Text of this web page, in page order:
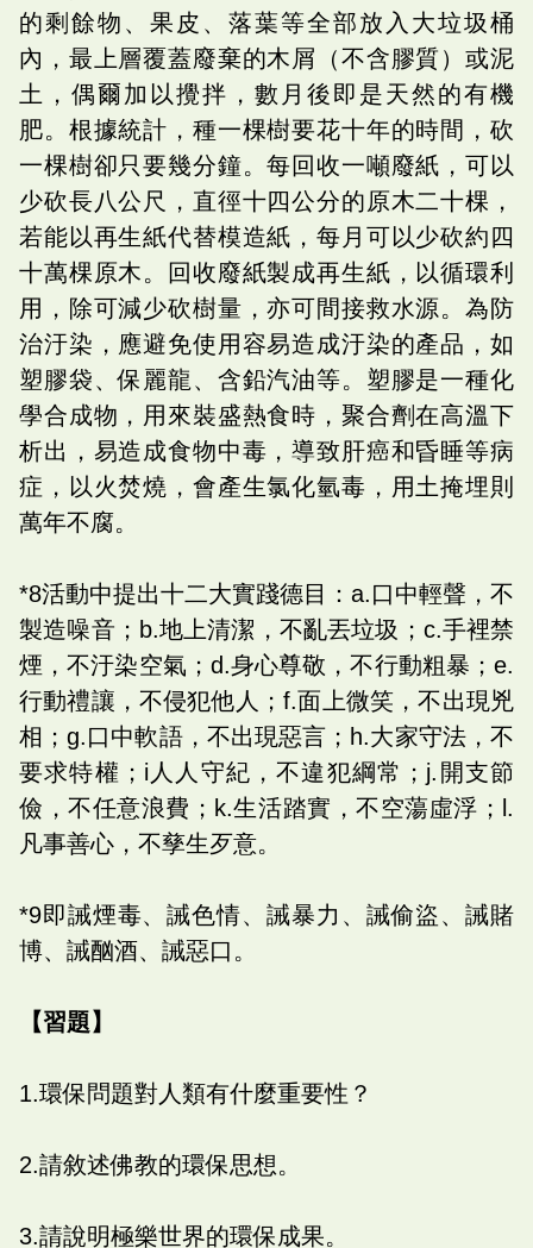
的剩餘物、果皮、落葉等全部放入大垃圾桶
內，最上層覆蓋廢棄的木屑（不含膠質）或泥
土，偶爾加以攪拌，數月後即是天然的有機
肥。根據統計，種一棵樹要花十年的時間，砍
一棵樹卻只要幾分鐘。每回收一噸廢紙，可以
少砍長八公尺，直徑十四公分的原木二十棵，
若能以再生紙代替模造紙，每月可以少砍約四
十萬棵原木。回收廢紙製成再生紙，以循環利
用，除可減少砍樹量，亦可間接救水源。為防
治汙染，應避免使用容易造成汙染的產品，如
塑膠袋、保麗龍、含鉛汽油等。塑膠是一種化
學合成物，用來裝盛熱食時，聚合劑在高溫下
析出，易造成食物中毒，導致肝癌和昏睡等病
症，以火焚燒，會產生氯化氫毒，用土掩埋則
萬年不腐。
*8活動中提出十二大實踐德目：a.口中輕聲，不
製造噪音；b.地上清潔，不亂丟垃圾；c.手裡禁
煙，不汙染空氣；d.身心尊敬，不行動粗暴；e.
行動禮讓，不侵犯他人；f.面上微笑，不出現兇
相；g.口中軟語，不出現惡言；h.大家守法，不
要求特權；i人人守紀，不違犯綱常；j.開支節
儉，不任意浪費；k.生活踏實，不空蕩虛浮；l.
凡事善心，不孳生歹意。
*9即誡煙毒、誡色情、誡暴力、誡偷盜、誡賭
博、誡酗酒、誡惡口。
【習題】
1.環保問題對人類有什麼重要性？
2.請敘述佛教的環保思想。
3.請說明極樂世界的環保成果。